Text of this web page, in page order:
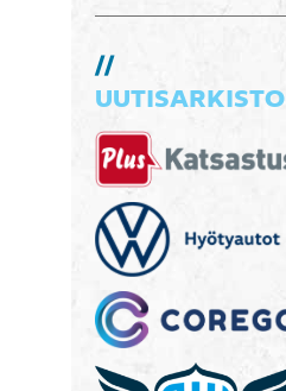
UUTISARKISTO